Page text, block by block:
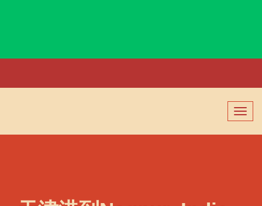
切
换
导